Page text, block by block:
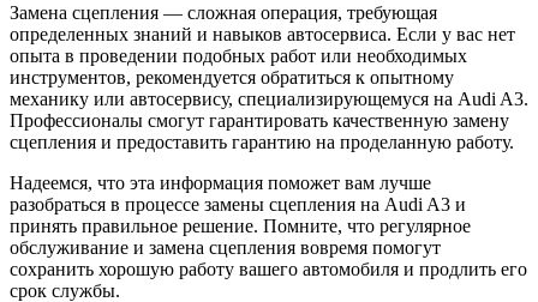
Замена сцепления — сложная операция, требующая
определенных знаний и навыков автосервиса. Если у вас нет
опыта в проведении подобных работ или необходимых
инструментов, рекомендуется обратиться к опытному
механику или автосервису, специализирующемуся на Audi A3.
Профессионалы смогут гарантировать качественную замену
сцепления и предоставить гарантию на проделанную работу.
Надеемся, что эта информация поможет вам лучше
разобраться в процессе замены сцепления на Audi A3 и
принять правильное решение. Помните, что регулярное
обслуживание и замена сцепления вовремя помогут
сохранить хорошую работу вашего автомобиля и продлить его
срок службы.